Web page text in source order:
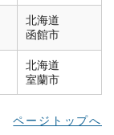
北海道
函館市
北海道
室蘭市
ページトップへ